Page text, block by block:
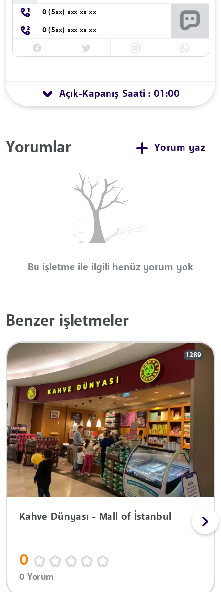
0 (5xx) xxx xx xx
0 (5xx) xxx xx xx
Açık-Kapanış Saati : 01:00
Yorumlar Yorum yaz
Bu işletme ile ilgili henüz yorum yok
Benzer işletmeler
1289
Kahve Dünyası - Mall of İstanbul
0
0 Yorum